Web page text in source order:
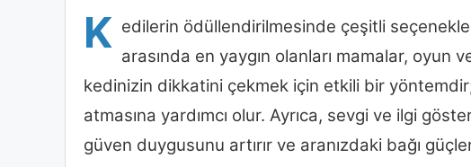
K edilerin ödüllendirilmesinde çeşitli
arasında en yaygın olanları mamalar, oyun
kedinizin dikkatini çekmek için etkili bir
atmasına yardımcı olur. Ayrıca, sevgi ve ilgi
güven duygusunu artırır ve aranızdaki bağı